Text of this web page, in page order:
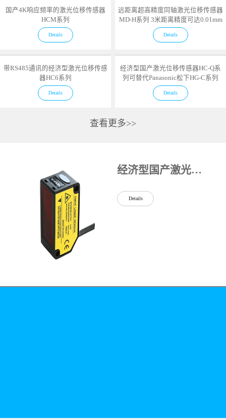
国产4K响应频率的激光位移传感器
HCM系列
Details
远距离超高精度同轴激光位移传感器
MD-H系列 3米距离精度可达0.01mm
Details
带RS485通讯的经济型激光位移传感
器HC6系列
Details
经济型国产激光位移传感器HC-Q系
列可替代Panasonic松下HG-C系列
Details
查看更多>>
经济型国产激光位移传感器HC-Q系列可替代Panasonic松下HG-C系列
Details
有